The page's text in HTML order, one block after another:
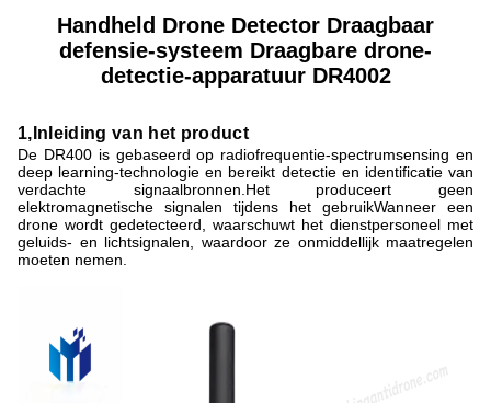
Handheld Drone Detector Draagbaar
defensie-systeem Draagbare drone-
detectie-apparatuur DR4002
1, Inleiding van het product
De DR400 is gebaseerd op radiofrequentie-spectrumsensing en
deep learning-technologie en bereikt detectie en identificatie van
verdachte signaalbronnen.Het produceert geen
elektromagnetische signalen tijdens het gebruikWanneer een
drone wordt gedetecteerd, waarschuwt het dienstpersoneel met
geluids- en lichtsignalen, waardoor ze onmiddellijk maatregelen
moeten nemen.